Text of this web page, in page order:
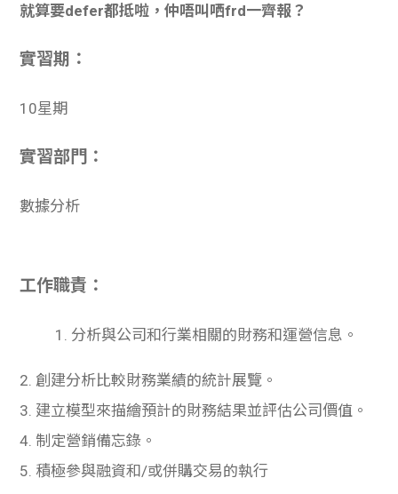
就算要defer都抵啦，仲唔叫哂frd一齊報？
實習期：
10星期
實習部門：
數據分析
工作職責：
1. 分析與公司和行業相關的財務和運營信息。
2. 創建分析比較財務業績的統計展覽。
3. 建立模型來描繪預計的財務結果並評估公司價值 。
4. 制定營銷備忘錄。
5. 積極參與融資和/或併購交易的執行